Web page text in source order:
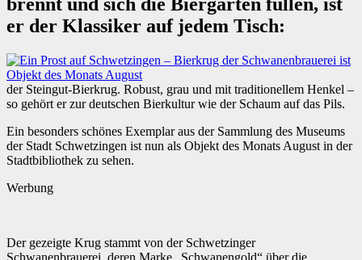
er der Klassiker auf jedem Tisch:
der Steingut-Bierkrug. Robust, grau und mit traditionellem Henkel –
so gehört er zur deutschen Bierkultur wie der Schaum auf das Pils.
Ein besonders schönes Exemplar aus der Sammlung des Museums
der Stadt Schwetzingen ist nun als Objekt des Monats August in der
Stadtbibliothek zu sehen.
Werbung
Der gezeigte Krug stammt von der Schwetzinger
Schwanenbrauerei, deren Marke „Schwanengold“ über die